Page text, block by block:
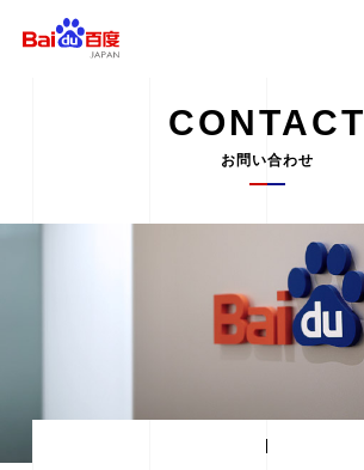
CONTACT
お問い合わせ